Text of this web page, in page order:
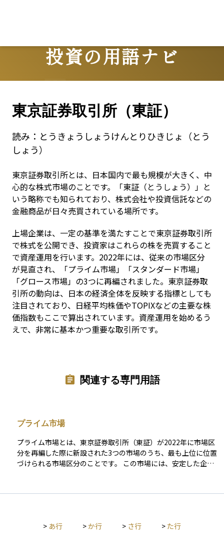
投資の用語ナビ
Terms
東京証券取引所（東証）
読み： とうきょうしょうけんとりひきじょ（とう
しょう）
東京証券取引所とは、日本国内で最も規模が大きく、中
心的な株式市場のことです。「東証（とうしょう）」と
いう略称でも知られており、株式会社や投資信託などの
金融商品が日々売買されている場所です。
上場企業は、一定の基準を満たすことで東京証券取引所
で株式を公開でき、投資家はこれらの株を売買すること
で資産運用を行います。2022年には、従来の市場区分
が見直され、「プライム市場」「スタンダード市場」
「グロース市場」の3つに再編されました。東京証券取
引所の動向は、日本の経済全体を反映する指標としても
注目されており、日経平均株価やTOPIXなどの主要な株
価指数もここで算出されています。資産運用を始めるう
えで、非常に基本かつ重要な取引所です。
関連する専門用語
プライム市場
プライム市場とは、東京証券取引所（東証）が2022年に市場区
分を再編した際に新設された3つの市場のうち、最も上位に位置
づけられる市場区分のことです。 この市場には、安定した企業
います。 プライム市場に上場するためには、株主数や流通株式
は、信頼性や成長性が高いと評価される傾向があります。投資
> あ行 >か行 > さ行 > た行